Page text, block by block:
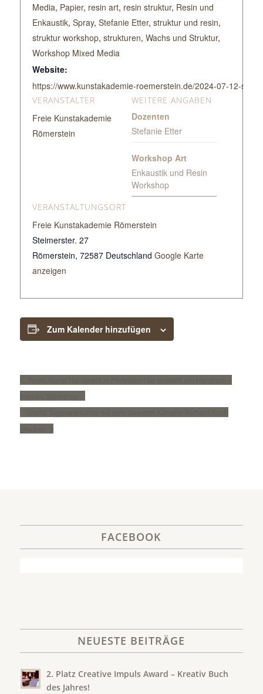
Media, Papier, resin art, resin struktur, Resin und
Enkaustik, Spray, Stefanie Etter, struktur und resin,
struktur workshop, strukturen, Wachs und Struktur,
Workshop Mixed Media
Website:
https://www.kunstakademie-roemerstein.de/2024-07-12-se
VERANSTALTUNGSORT
Freie Kunstakademie Römerstein
Steimerster. 27
Römerstein, 72587 Deutschland Google Karte
anzeigen
VERANSTALTER
Freie Kunstakademie
Römerstein
WEITERE ANGABEN
Dozenten
Stefanie Etter
Workshop Art
Enkaustik und Resin
Workshop
Zum Kalender hinzufügen
FACEBOOK
NEUESTE BEITRÄGE
2. Platz Creative Impuls Award – Kreativ Buch
des Jahres!